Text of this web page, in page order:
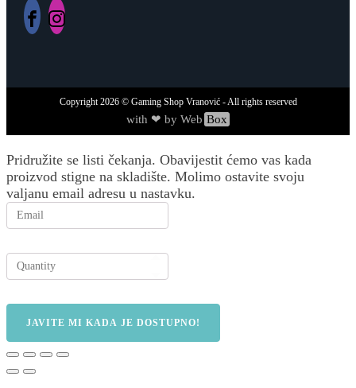
Copyright2026© Gaming Shop Vranović - All rights reserved
with ❤ by Web Box
Pridružite se listi čekanja. Obavijestit ćemo vas kada
proizvod stigne na skladište. Molimo ostavite svoju
valjanu email adresu u nastavku.
JAVITE MI KADA JE DOSTUPNO!